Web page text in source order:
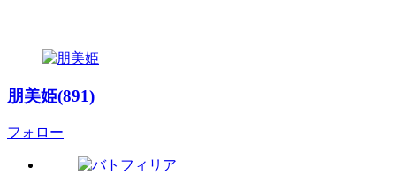
朋美姫(891)
フォロー